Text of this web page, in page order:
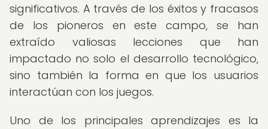
significativos. A través de los éxitos y fracasos
de los pioneros en este campo, se han
extraído valiosas lecciones que han
impactado no solo el desarrollo tecnológico,
sino también la forma en que los usuarios
interactúan con los juegos.
Uno de los principales aprendizajes es la